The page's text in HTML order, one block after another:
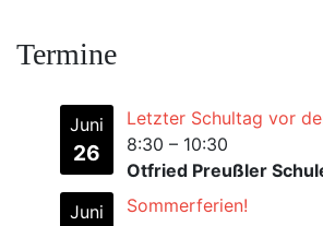
Termine
Juni
26
Letzter Schultag vor
8:30 – 10:30
Otfried Preußler
Juni
Sommerferien!